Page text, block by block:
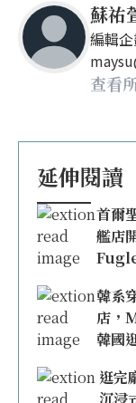
蘇祐
編輯
查看
延伸閱讀
首爾
艦店
韓系
店，
韓國
逛完